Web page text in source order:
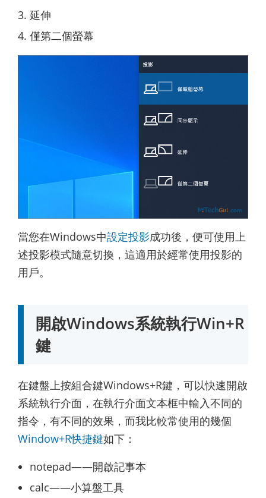
延伸
僅第二個螢幕
當您在Windows中設定投影成功後，便可使用上
述投影模式隨意切換，這適用於經常使用投影的
用戶。
開啟Windows系統執行Win+R
鍵
在鍵盤上按組合鍵Windows+R鍵，可以快速開啟
系統執行介面，在執行介面文本框中輸入不同的
指令，有不同的效果，而我比較常使用的幾個
Window+R快捷鍵如下：
notepad——開啟記事本
calc——小算盤工具